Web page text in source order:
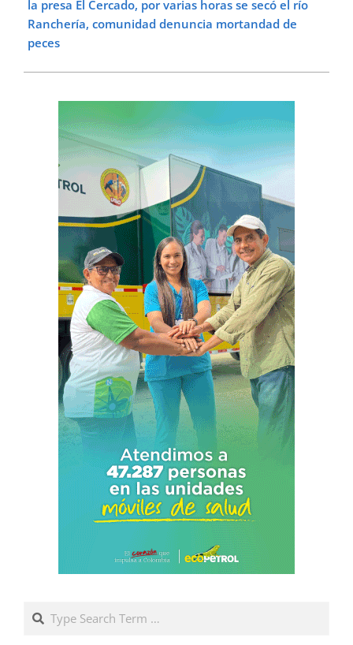
la presa El Cercado, por varias horas se secó el río
Ranchería, comunidad denuncia mortandad de
peces
Search